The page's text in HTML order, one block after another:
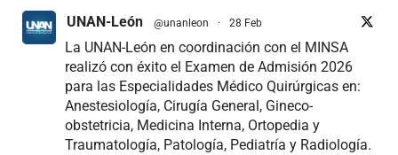
UNAN-León @unanleon · 28 Feb
La UNAN-León en coordinación con el MINSA
realizó con éxito el Examen de Admisión 2026
para las Especialidades Médico Quirúrgicas en:
Anestesiología, Cirugía General, Gineco-
obstetricia, Medicina Interna, Ortopedia y
Traumatología, Patología, Pediatría y Radiología.